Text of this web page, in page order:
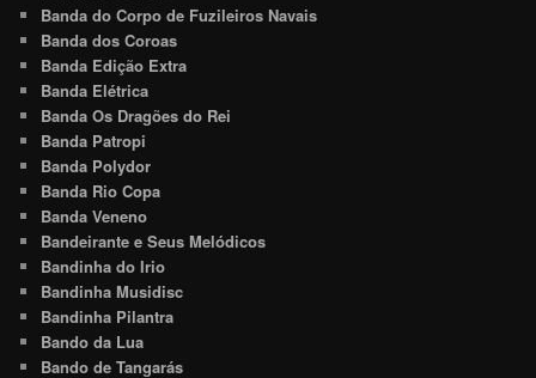
Banda do Corpo de Fuzileiros Navais
Banda dos Coroas
Banda Edição Extra
Banda Elétrica
Banda Os Dragões do Rei
Banda Patropi
Banda Polydor
Banda Rio Copa
Banda Veneno
Bandeirante e Seus Melódicos
Bandinha do Irio
Bandinha Musidisc
Bandinha Pilantra
Bando da Lua
Bando de Tangarás